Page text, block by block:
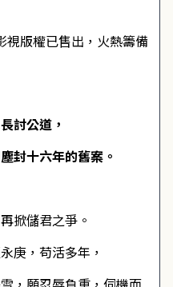
版權已售出，火熱籌備
討公道，
封十六年的舊案。
掀儲君之爭。
庚，苟活多年，